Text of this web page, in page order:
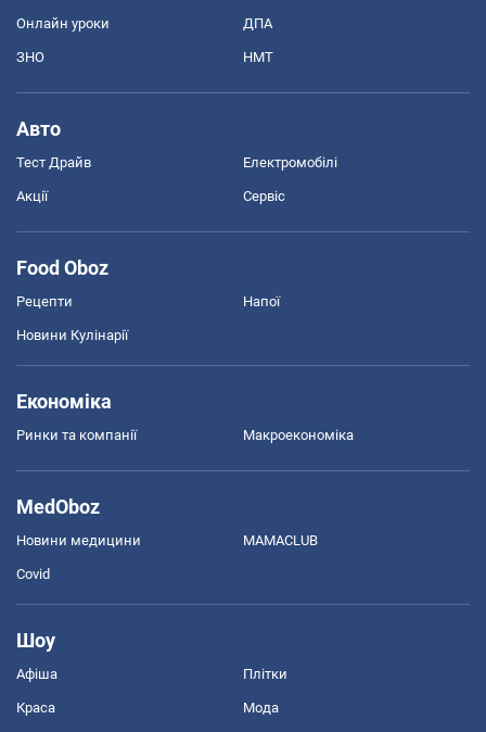
Онлайн уроки ДПА
ЗНО НМТ
Авто
Тест Драйв Електромобілі
Акції Сервіс
Food Oboz
Рецепти Напої
Новини Кулінарії
Економіка
Ринки та компанії Макроекономіка
MedOboz
Новини медицини MAMACLUB
Covid
Шоу
Афіша Плітки
Краса Мода